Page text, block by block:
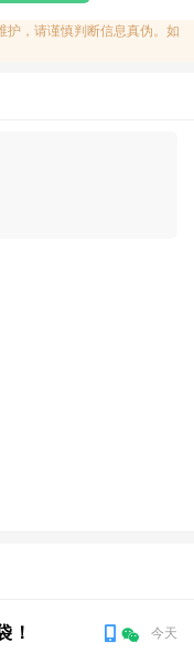
护，请谨慎判断信息真伪。如
！ 今天